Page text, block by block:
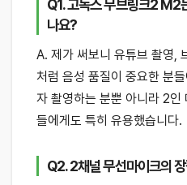
Q1. 고독스 무브링크2 M2
나요?
A. 제가 써보니 유튜브 촬영,
처럼 음성 품질이 중요한 분
자 촬영하는 분뿐 아니라 2인
들에게도 특히 유용했습니다.
Q2. 2채널 무선마이크의